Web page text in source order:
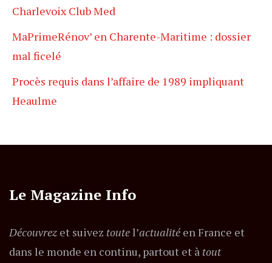
Charlevoix Club Med
MaPrimeRénov’ en Charente-Maritime : dossier
mal ficelé
Procès requis dans l’affaire de 1989 impliquant
Heaulme
Le Magazine Info
Découvrez et suivez toutel’actualitéen France et
dans le monde en continu, partout et à tout